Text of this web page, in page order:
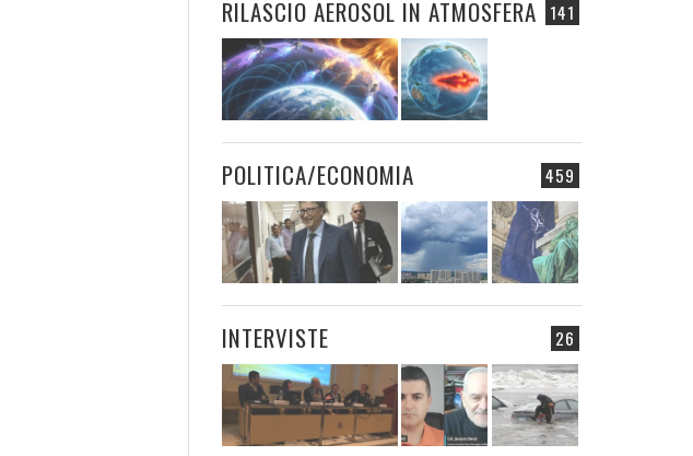
141
RILASCIO AEROSOL IN ATMOSFERA
459
POLITICA/ECONOMIA
26
INTERVISTE